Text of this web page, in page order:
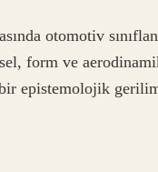
otomotiv
form ve
bir epistemolojik